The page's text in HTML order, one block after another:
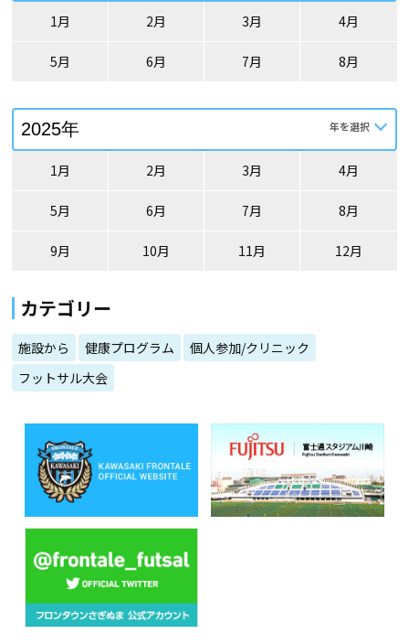
1月 2月 3月 4月
5月 6月 7月 8月
1月 2月 3月 4月
5月 6月 7月 8月
9月 10月 11月 12月
カテゴリー
施設から 健康プログラム
個人参加/クリニック
フットサル大会